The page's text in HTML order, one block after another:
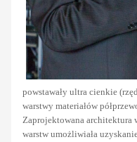
powstawały ultra cienkie
warstwy materiałów
Zaprojektowana
warstw umożliwiała